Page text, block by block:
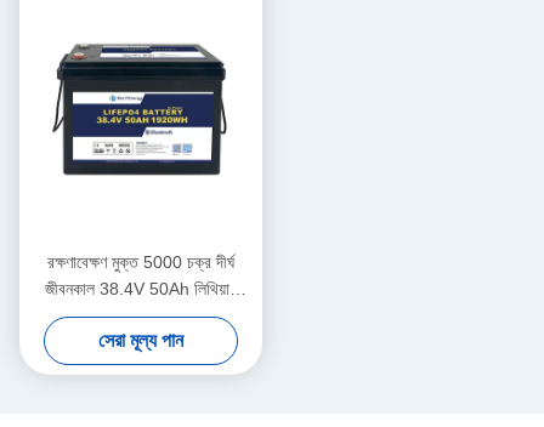
রক্ষণাবেক্ষণ মুক্ত 5000 চক্র দীর্ঘ
জীবনকাল 38.4V 50Ah লিথিয়াম
আয়রন ফসফেট ব্যাটারি সামুদ্রিক জন্য
সেরা মূল্য পান